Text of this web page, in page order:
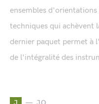
ensembles
techniques qui achèvent
dernier paquet permet à
de l'intégralité des